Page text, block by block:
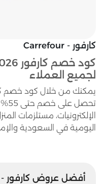
كارفور - Carrefour
لجميع العملاء
يمكنك من خلال كود خصم
الإلكترونيات، مستلزمات
اليومية في السعودية
أفضل عروض كارفور - Carrefour